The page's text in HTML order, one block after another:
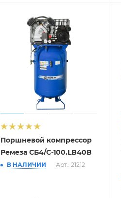
Поршневой компрессор
Ремеза СБ4/С-100.LB40В
В НАЛИЧИИ Арт.: 21212